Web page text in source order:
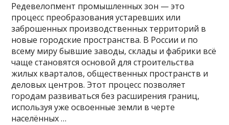
Редевелопмент промышленных зон — это
процесс преобразования устаревших или
заброшенных производственных территорий в
новые городские пространства. В России и по
всему миру бывшие заводы, склады и фабрики всё
чаще становятся основой для строительства
жилых кварталов, общественных пространств и
деловых центров. Этот процесс позволяет
городам развиваться без расширения границ,
используя уже освоенные земли в черте
населённых …